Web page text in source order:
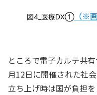
図4_医療DX①（※画
ところで電子カルテ共
月12日に開催された社
立ち上げ時は国が負担